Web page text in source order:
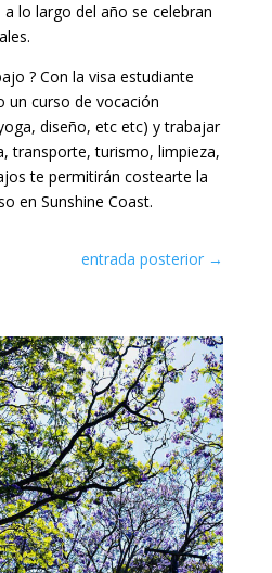
lo largo del año se celebran
? Con la visa estudiante
un curso de vocación
diseño, etc etc) y trabajar
transporte, turismo, limpieza,
te permitirán costearte la
en Sunshine Coast.
entrada posterior →